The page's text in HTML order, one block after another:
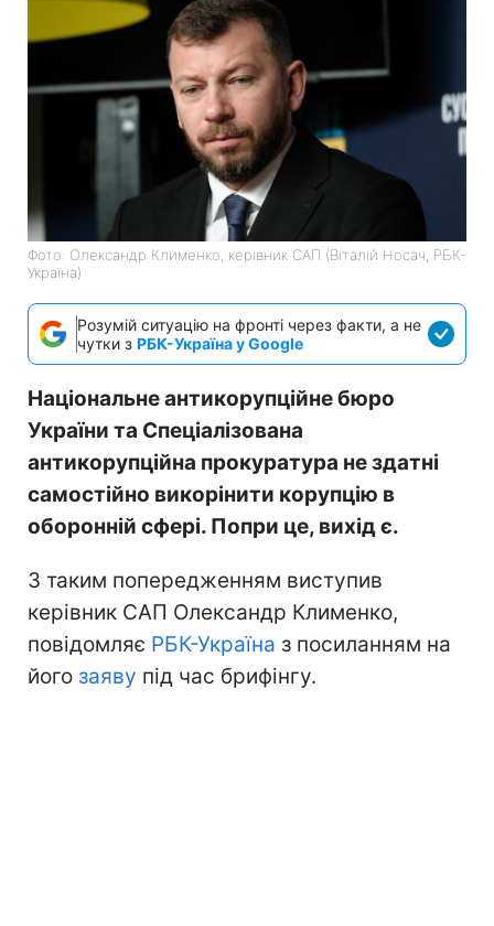
Фото: Олександр Клименко, керівник САП (Віталій Носач, РБК-
Україна)
Розумій ситуацію на фронті через факти, а не
чутки з РБК-Україна у Google
Національне антикорупційне бюро
України та Спеціалізована
антикорупційна прокуратура не здатні
самостійно викорінити корупцію в
оборонній сфері. Попри це, вихід є.
З таким попередженням виступив
керівник САП Олександр Клименко,
повідомляє РБК-Україна з посиланням на
його заяву під час брифінгу.